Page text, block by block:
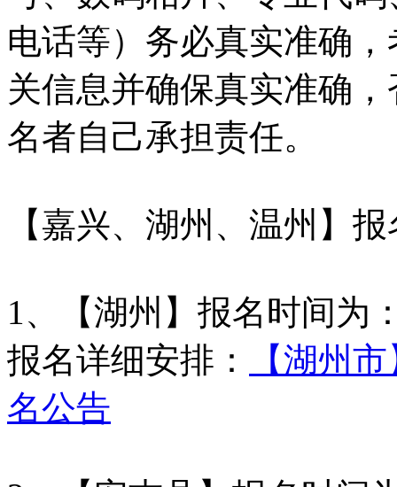
电话等）务必真实准确
关信息并确保真实准确
名者自己承担责任。
【嘉兴、湖州、温州】
1、【湖州】报名时间为
报名详细安排：
【湖州
名公告